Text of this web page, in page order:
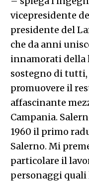
vicepresidente
presidente del
che da anni
innamorati della
sostegno di
promuovere il
affascinante
Campania.
1960 il primo
Salerno. Mi
particolare il
personaggi quali